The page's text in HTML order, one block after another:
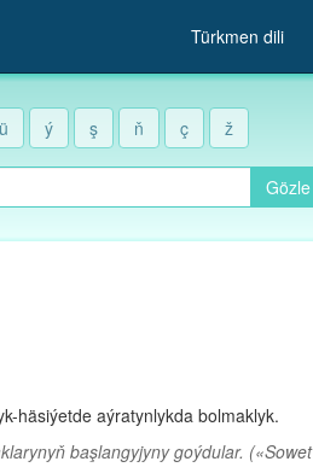
Türkmen dili
ü ý ş ň ç ž
Gözle
häsiýetde aýratynlykda bolmaklyk.
başlangyjyny goýdular. («Sowet